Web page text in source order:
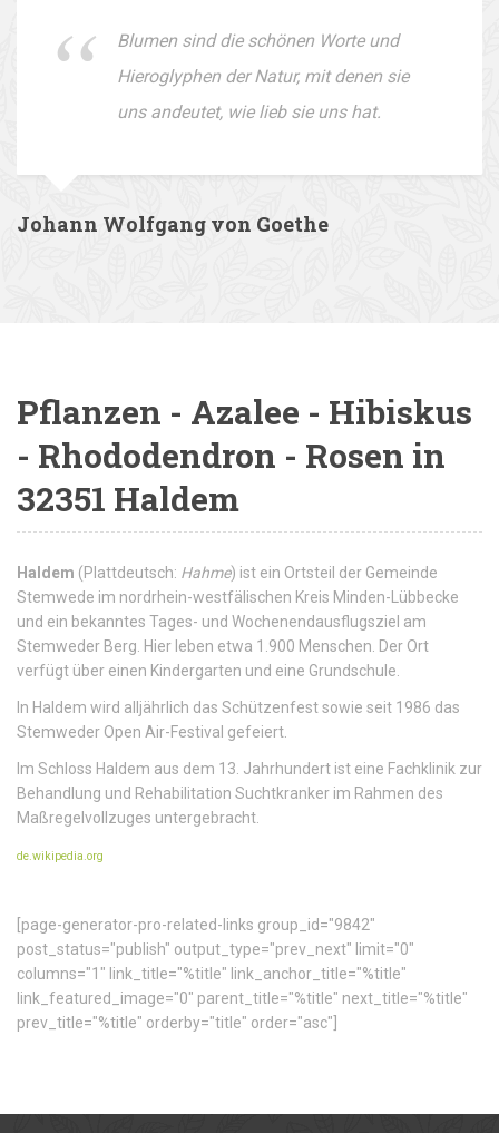
Blumen sind die schönen Worte und
Hieroglyphen der Natur, mit denen sie
uns andeutet, wie lieb sie uns hat.
Johann Wolfgang von Goethe
Pflanzen - Azalee - Hibiskus
- Rhododendron - Rosen in
32351 Haldem
Haldem (Plattdeutsch: Hahme) ist ein Ortsteil der Gemeinde
Stemwede im nordrhein-westfälischen Kreis Minden-Lübbecke
und ein bekanntes Tages- und Wochenendausflugsziel am
Stemweder Berg. Hier leben etwa 1.900 Menschen. Der Ort
verfügt über einen Kindergarten und eine Grundschule.
In Haldem wird alljährlich das Schützenfest sowie seit 1986 das
Stemweder Open Air-Festival gefeiert.
Im Schloss Haldem aus dem 13. Jahrhundert ist eine Fachklinik zur
Behandlung und Rehabilitation Suchtkranker im Rahmen des
Maßregelvollzuges untergebracht.
de.wikipedia.org
[page-generator-pro-related-links group_id="9842"
post_status="publish" output_type="prev_next" limit="0"
columns="1" link_title="%title" link_anchor_title="%title"
link_featured_image="0" parent_title="%title" next_title="%title"
prev_title="%title" orderby="title" order="asc"]